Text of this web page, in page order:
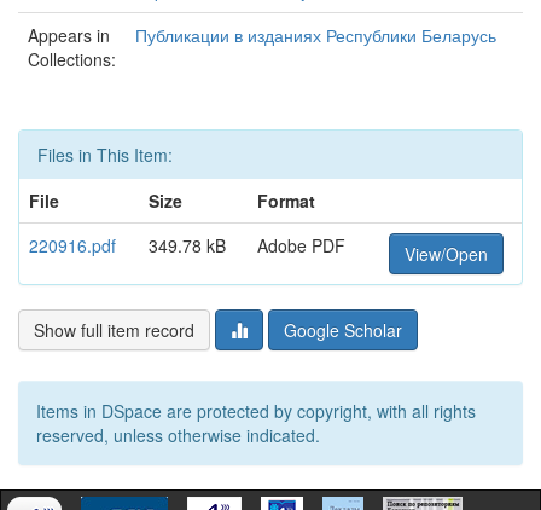
Appears in
Collections:
Публикации в изданиях Республики Беларусь
Files in This Item:
File
Size
Format
220916.pdf
349.78 kB Adobe PDF View/Open
Show full item record Google Scholar
Items in DSpace are protected by copyright, with all rights
reserved, unless otherwise indicated.